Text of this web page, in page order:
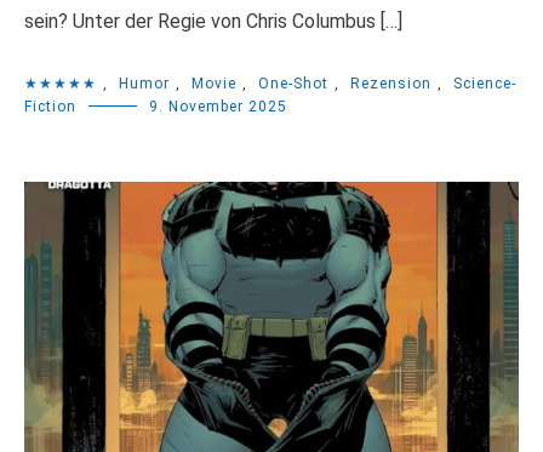
sein? Unter der Regie von Chris Columbus […]
★★★★★ , Humor , Movie , One-Shot , Rezension ,
Science-
Fiction
9. November 2025